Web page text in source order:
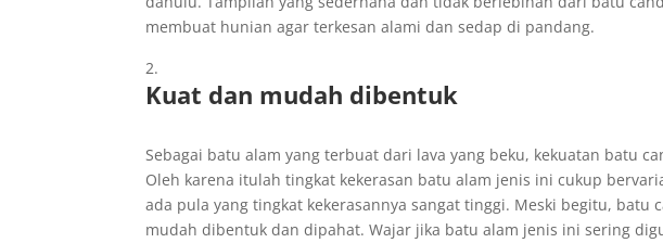
membuat hunian agar terkesan alami dan sedap di pandang.
Kuat dan mudah dibentuk
Sebagai batu alam yang terbuat dari lava yang beku, kekuatan batu
Oleh karena itulah tingkat kekerasan batu alam jenis ini cukup
ada pula yang tingkat kekerasannya sangat tinggi. Meski begitu,
mudah dibentuk dan dipahat. Wajar jika batu alam jenis ini sering